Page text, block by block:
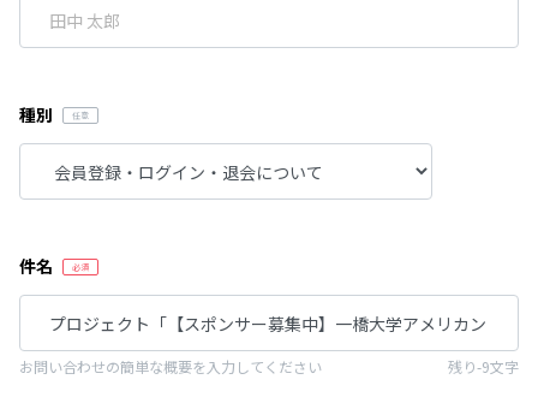
種別
件名
残り-9文字
お問い合わせの簡単な概要を入力してください